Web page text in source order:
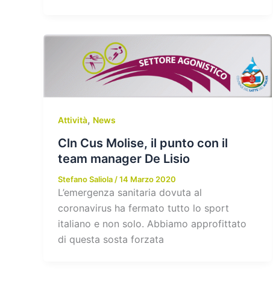
Attività, News
Cln Cus Molise, il punto con il
team manager De Lisio
Stefano Saliola /14 Marzo 2020
L’emergenza sanitaria dovuta al
coronavirus ha fermato tutto lo sport
italiano e non solo. Abbiamo approfittato
di questa sosta forzata